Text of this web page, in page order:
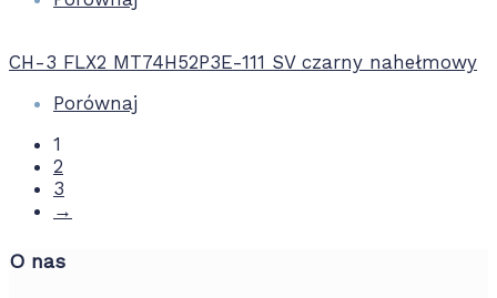
CH-3 FLX2 MT74H52P3E-111 SV czarny nahełmowy
Porównaj
1
2
3
→
O nas